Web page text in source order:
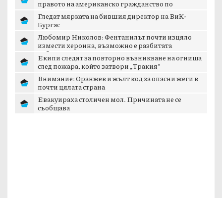
правото на американско гражданство по
рождение
Гледат мярката на бившия директор на ВиК-
Бургас
Любомир Николов: Фентанилът почти изцяло
измести хероина, възможно е разбитата
лаборатория...
Екипи следят за повторно възникване на огнища
след пожара, който затвори „Тракия“
Внимание: Оранжев и жълт код за опасни жеги в
почти цялата страна
Евакуираха столичен мол. Причината не се
съобщава